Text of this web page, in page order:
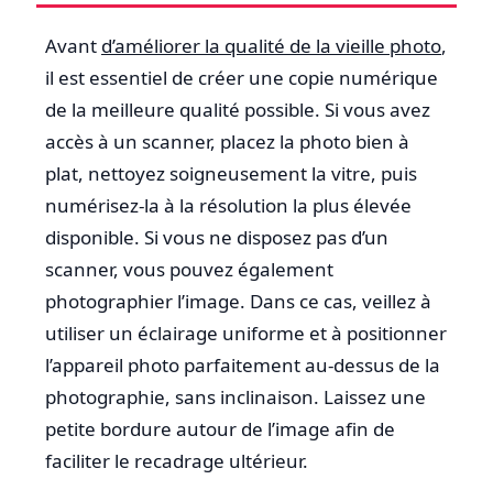
Avant d’améliorer la qualité de la vieille photo,
il est essentiel de créer une copie numérique
de la meilleure qualité possible. Si vous avez
accès à un scanner, placez la photo bien à
plat, nettoyez soigneusement la vitre, puis
numérisez-la à la résolution la plus élevée
disponible. Si vous ne disposez pas d’un
scanner, vous pouvez également
photographier l’image. Dans ce cas, veillez à
utiliser un éclairage uniforme et à positionner
l’appareil photo parfaitement au-dessus de la
photographie, sans inclinaison. Laissez une
petite bordure autour de l’image afin de
faciliter le recadrage ultérieur.